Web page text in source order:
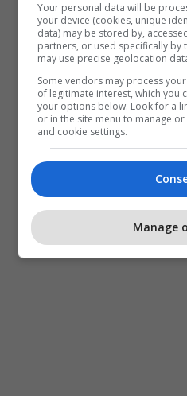
Your personal data will be
your device (cookies, unique
data) may be stored by,
partners, or used specifically by
may use precise geolocation
Some vendors may process
of legitimate interest, which you
your options below. Look for a
or in the site menu to manage
and cookie settings.
Manage